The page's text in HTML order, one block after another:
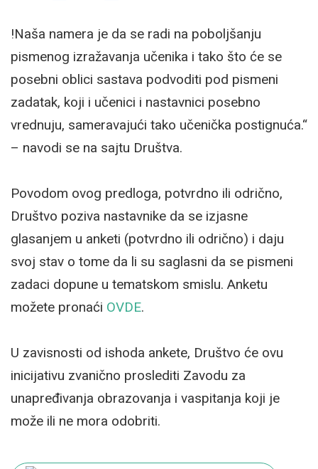
!Naša namera je da se radi na poboljšanju
pismenog izražavanja učenika i tako što će se
posebni oblici sastava podvoditi pod pismeni
zadatak, koji i učenici i nastavnici posebno
vrednuju, sameravajući tako učenička postignuća.“
– navodi se na sajtu Društva.
Povodom ovog predloga, potvrdno ili odrično,
Društvo poziva nastavnike da se izjasne
glasanjem u anketi (potvrdno ili odrično) i daju
svoj stav o tome da li su saglasni da se pismeni
zadaci dopune u tematskom smislu. Anketu
možete pronaći OVDE.
U zavisnosti od ishoda ankete, Društvo će ovu
inicijativu zvanično proslediti Zavodu za
unapređivanja obrazovanja i vaspitanja koji je
može ili ne mora odobriti.